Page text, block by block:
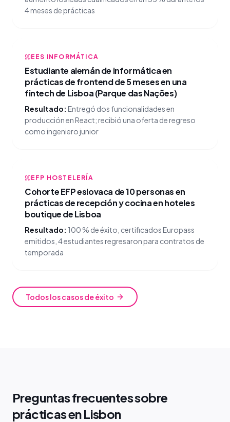
4 meses de prácticas
EES INFORMÁTICA
Estudiante alemán de informática en
prácticas de frontend de 5 meses en una
fintech de Lisboa (Parque das Nações)
Resultado: Entregó dos funcionalidades en
producción en React; recibió una oferta de regreso
como ingeniero junior
EFP HOSTELERÍA
Cohorte EFP eslovaca de 10 personas en
prácticas de recepción y cocina en hoteles
boutique de Lisboa
Resultado: 100 % de éxito, certificados Europass
emitidos, 4 estudiantes regresaron para contratos de
temporada
Todos los casos de éxito
Preguntas frecuentes sobre
prácticas en Lisbon